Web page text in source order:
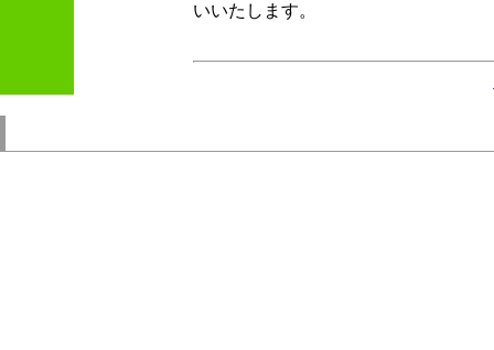
いいたします。